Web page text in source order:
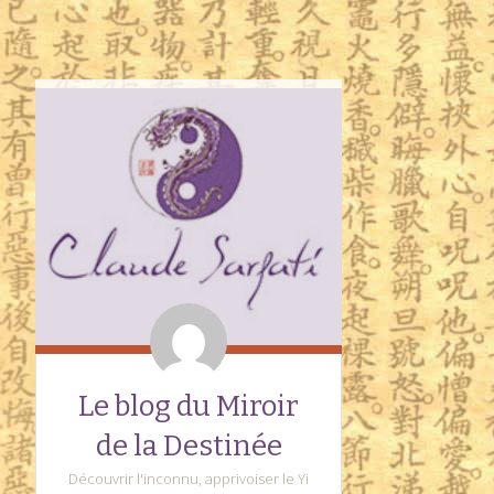
Le blog du Miroir
de la Destinée
Découvrir l'inconnu, apprivoiser le Yi